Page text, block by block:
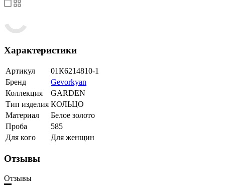
Характеристики
Артикул
01К6214810-1
Бренд
Gevorkyan
Коллекция
GARDEN
Тип изделия КОЛЬЦО
Материал
Белое золото
Проба
585
Для кого
Для женщин
Отзывы
Отзывы